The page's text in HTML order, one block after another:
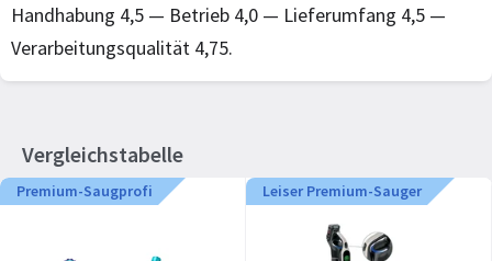
Handhabung 4,5 — Betrieb 4,0 — Lieferumfang 4,5 —
Verarbeitungsqualität 4,75.
Vergleichstabelle
Premium-Saugprofi Leiser Premium-Sauger